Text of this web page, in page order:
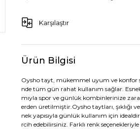
Karşılaştır
Ürün Bilgisi
Oysho tayt, mükemmel uyum ve konfor
nde tüm gün rahat kullanım sağlar.
mıyla spor ve günlük kombinlerinize
erden üretilmiştir.Oysho taytları, şıklığı
nek yapısıyla günlük kullanım için
rcih edebilirsiniz. Farklı renk